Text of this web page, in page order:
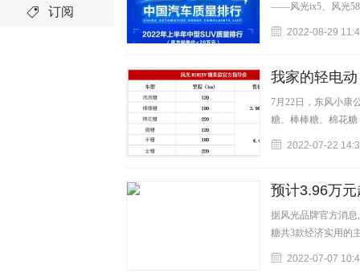
订阅
——风光ix5、风光
2022-08-29
我家的轻电
7月22日，东风小
糖、棒棒糖、棉花
2022-07-22
预计3.96万
据风光品牌官方消
糖共3款经济实用的
2022-07-07